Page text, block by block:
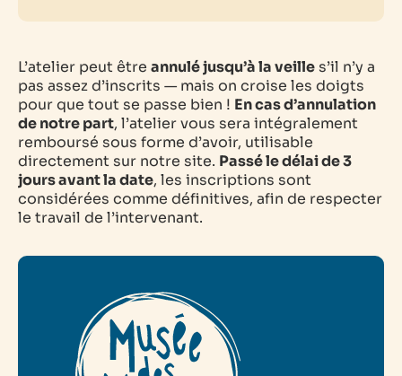
L’atelier peut être annulé jusqu’à la veille s’il n’y a
pas assez d’inscrits — mais on croise les doigts
pour que tout se passe bien ! En cas d’annulation
de notre part, l’atelier vous sera intégralement
remboursé sous forme d’avoir, utilisable
directement sur notre site. Passé le délai de 3
jours avant la date, les inscriptions sont
considérées comme définitives, afin de respecter
le travail de l’intervenant.